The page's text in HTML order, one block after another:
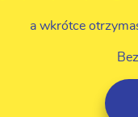
a wkrótce